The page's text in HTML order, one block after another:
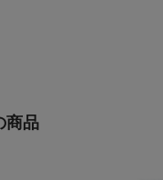
商品